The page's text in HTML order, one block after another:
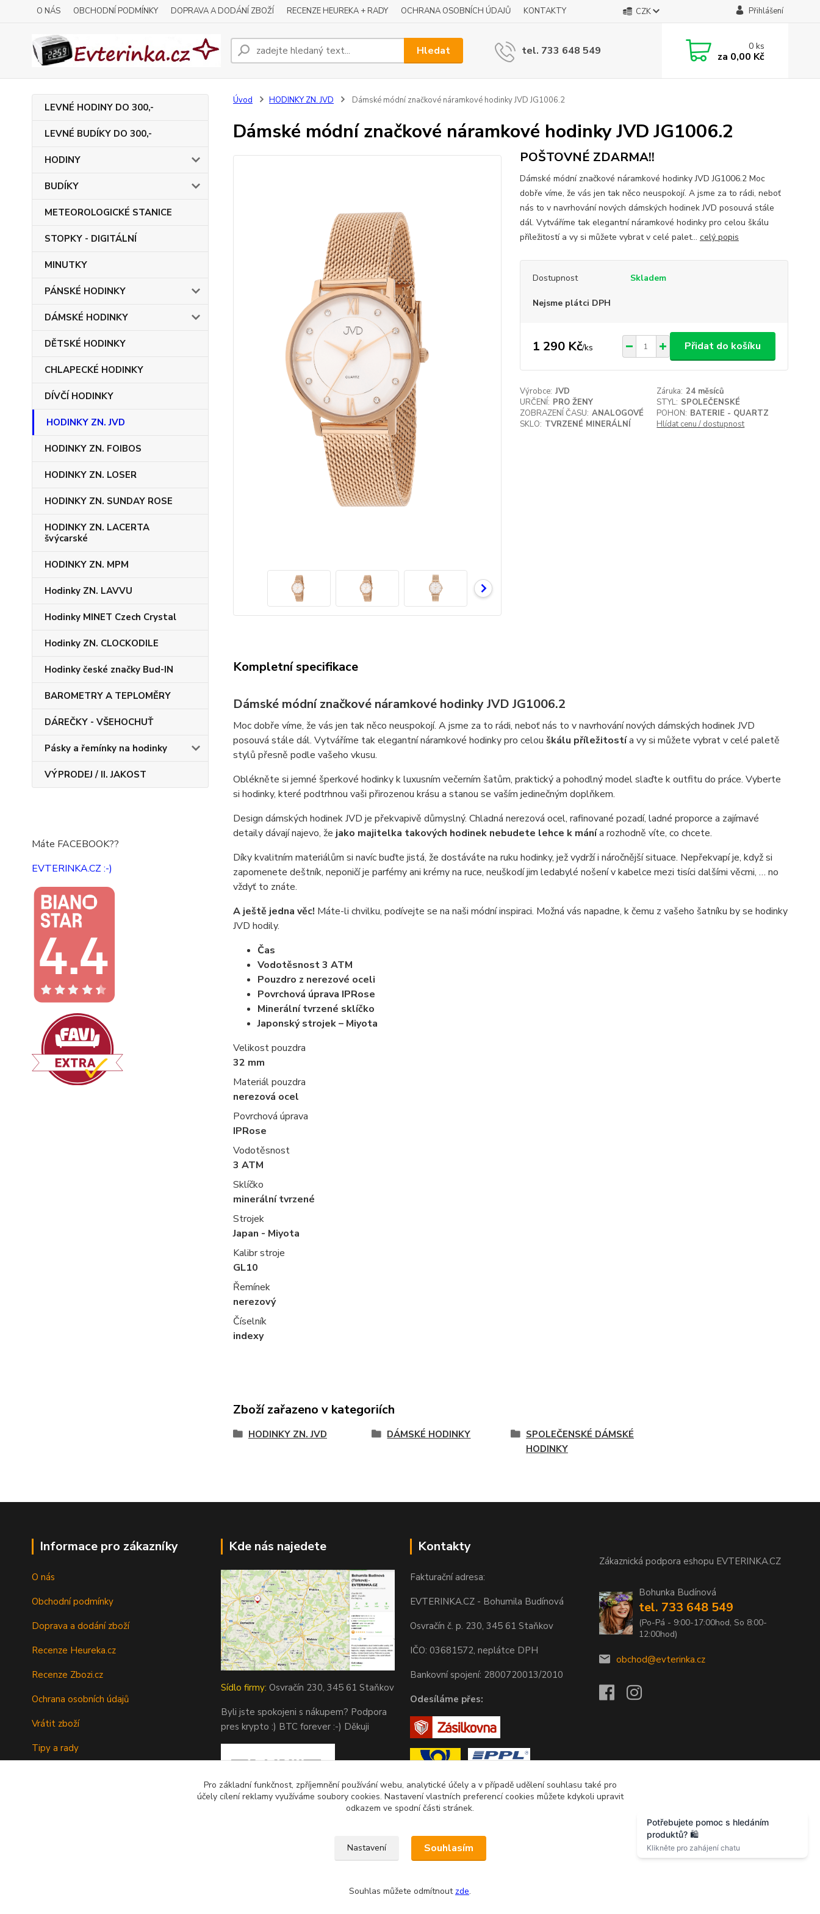
O NÁS OBCHODNÍ PODMÍNKY DOPRAVA A DODÁNÍ ZBOŽÍ RECENZE HEUREKA + RADY OCHRANA OSOBNÍCH ÚDAJŮ KONTAKTY CZK Přihlášení
Hledat tel. 733 648 549 0ks
za 0,00 Kč
LEVNÉ HODINY DO 300,-
LEVNÉ BUDÍKY DO 300,-
HODINY
BUDÍKY
METEOROLOGICKÉ STANICE
STOPKY - DIGITÁLNÍ
MINUTKY
PÁNSKÉ HODINKY
DÁMSKÉ HODINKY
DĚTSKÉ HODINKY
CHLAPECKÉ HODINKY
DÍVČÍ HODINKY
HODINKY ZN. JVD
HODINKY ZN. FOIBOS
HODINKY ZN. LOSER
HODINKY ZN. SUNDAY ROSE
HODINKY ZN. LACERTA
švýcarské
HODINKY ZN. MPM
Hodinky ZN. LAVVU
Hodinky MINET Czech Crystal
Hodinky ZN. CLOCKODILE
Hodinky české značky Bud-IN
BAROMETRY A TEPLOMĚRY
DÁREČKY - VŠEHOCHUŤ
Pásky a řemínky na hodinky
VÝPRODEJ / II. JAKOST
Máte FACEBOOK??
EVTERINKA.CZ :-)
Úvod HODINKY ZN. JVD Dámské módní značkové náramkové hodinky JVD JG1006.2
Dámské módní značkové náramkové hodinky JVD JG1006.2
POŠTOVNÉ ZDARMA!!
Dámské módní značkové náramkové hodinky JVD JG1006.2 Moc
dobře víme, že vás jen tak něco neuspokojí. A jsme za to rádi, neboť
nás to v navrhování nových dámských hodinek JVD posouvá stále
dál. Vytváříme tak elegantní náramkové hodinky pro celou škálu
příležitostí a vy si můžete vybrat v celé palet... celý popis
Dostupnost Skladem
Nejsme plátci DPH
1 290 Kč/ks Přidat do košíku
Výrobce: JVD Záruka: 24 měsíců
URČENÍ: PRO ŽENY STYL: SPOLEČENSKÉ
ZOBRAZENÍ ČASU: ANALOGOVÉ POHON: BATERIE - QUARTZ
SKLO: TVRZENÉ MINERÁLNÍ Hlídat cenu / dostupnost
Kompletní specifikace
Dámské módní značkové náramkové hodinky JVD JG1006.2
Moc dobře víme, že vás jen tak něco neuspokojí. A jsme za to rádi, neboť nás to v navrhování nových dámských hodinek JVD
posouvá stále dál. Vytváříme tak elegantní náramkové hodinky pro celou škálu příležitostía vy si můžete vybrat v celé paletě
stylů přesně podle vašeho vkusu.
Oblékněte si jemné šperkové hodinky k luxusním večerním šatům, praktický a pohodlný model slaďte k outfitu do práce. Vyberte
si hodinky, které podtrhnou vaši přirozenou krásu a stanou se vaším jedinečným doplňkem.
Design dámských hodinek JVD je překvapivě důmyslný. Chladná nerezová ocel, rafinované pozadí, ladné proporce a zajímavé
detaily dávají najevo, že jako majitelka takových hodinek nebudete lehce k mánía rozhodně víte, co chcete.
Díky kvalitním materiálům si navíc buďte jistá, že dostáváte na ruku hodinky, jež vydrží i náročnější situace. Nepřekvapí je, když si
zapomenete deštník, neponičí je parfémy ani krémy na ruce, neuškodí jim ledabylé nošení v kabelce mezi tisíci dalšími věcmi, … no
vždyť to znáte.
A ještě jedna věc! Máte-li chvilku, podívejte se na naši módní inspiraci. Možná vás napadne, k čemu z vašeho šatníku by se hodinky
JVD hodily.
Čas
Vodotěsnost 3 ATM
Pouzdro z nerezové oceli
Povrchová úprava IPRose
Minerální tvrzené sklíčko
Japonský strojek – Miyota
Velikost pouzdra
32 mm
Materiál pouzdra
nerezová ocel
Povrchová úprava
IPRose
Vodotěsnost
3 ATM
Sklíčko
minerální tvrzené
Strojek
Japan - Miyota
Kalibr stroje
GL10
Řemínek
nerezový
Číselník
indexy
Zboží zařazeno v kategoriích
HODINKY ZN. JVD DÁMSKÉ HODINKY
SPOLEČENSKÉ DÁMSKÉ
HODINKY
Informace pro zákazníky
O nás
Obchodní podmínky
Doprava a dodání zboží
Recenze Heureka.cz
Recenze Zbozi.cz
Ochrana osobních údajů
Vrátit zboží
Tipy a rady
Kde nás najedete
Sídlo firmy: Osvračín 230, 345 61 Staňkov
Byli jste spokojeni s nákupem? Podpora
pres krypto :) BTC forever :-) Děkuji
Kontakty
Fakturační adresa:
EVTERINKA.CZ - Bohumila Budínová
Osvračín č. p. 230, 345 61 Staňkov
IČO: 03681572, neplátce DPH
Bankovní spojení: 2800720013/2010
Odesíláme přes:
Zákaznická podpora eshopu EVTERINKA.CZ
Bohunka Budínová
tel. 733 648 549
(Po-Pá - 9:00-17:00hod, So 8:00-
12:00hod)
obchod@evterinka.cz
Pro základní funkčnost, zpříjemnění používání webu, analytické účely a v případě udělení souhlasu také pro
účely cílení reklamy využíváme soubory cookies. Nastavení vlastních preferencí cookies můžete kdykoli upravit
odkazem ve spodní části stránek.
Nastavení Souhlasím
Souhlas můžete odmítnout zde.